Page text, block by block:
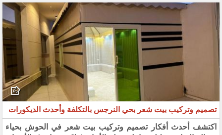
تصميم وتركيب بيت شعر بحي النرجس بالتكلفة وأحدث الديكورات
اكتشف أحدث أفكار تصميم وتركيب بيت شعر في الحوش بحياء